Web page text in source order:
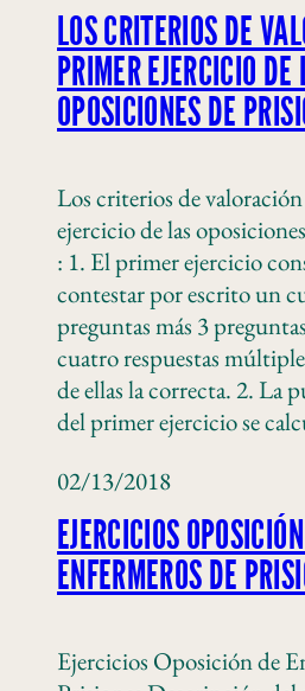
LOS CRITERIOS DE
PRIMER EJERCICIO DE
OPOSICIONES DE
Los criterios de
ejercicio de las
: 1. El primer ejercicio
contestar por escrito un
preguntas más 3
cuatro respuestas
de ellas la correcta. 2. La
del primer ejercicio se
02/13/2018
EJERCICIOS
ENFERMEROS DE
Ejercicios Oposición de